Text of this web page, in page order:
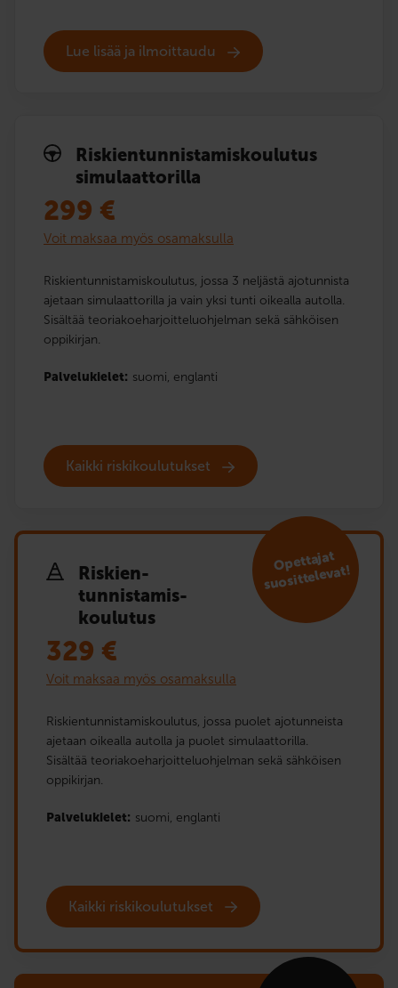
Lue lisää ja ilmoittaudu
Riskien­tunnistamis­koulutus
simulaattorilla
299 €
Voit maksaa myös osamaksulla
Riskientunnistamiskoulutus, jossa 3 neljästä ajotunnista
ajetaan simulaattorilla ja vain yksi tunti oikealla autolla.
Sisältää teoriakoeharjoitteluohjelman sekä sähköisen
oppikirjan.
Palvelukielet: suomi, englanti
Kaikki riskikoulutukset
Riskien­
tunnistamis­
koulutus
Opettajat
suosittelevat!
329 €
Voit maksaa myös osamaksulla
Riskientunnistamiskoulutus, jossa puolet ajotunneista
ajetaan oikealla autolla ja puolet simulaattorilla.
Sisältää teoriakoeharjoitteluohjelman sekä sähköisen
oppikirjan.
Palvelukielet: suomi, englanti
Kaikki riskikoulutukset